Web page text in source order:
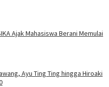
Ajak Mahasiswa Berani Memulai
Ayu Ting Ting hingga Hiroaki